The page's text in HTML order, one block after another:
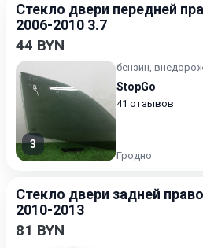
Стекло двери передней
2006-2010 3.7
44 BYN
3
бензин,
StopGo
41 отзывов
Гродно
Стекло двери задней
2010-2013
81 BYN